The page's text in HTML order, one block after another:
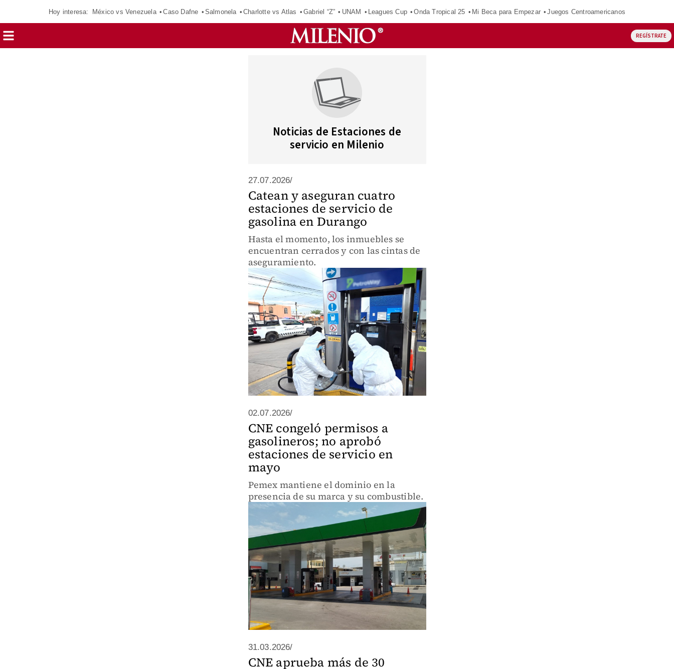
Hoy interesa: México vs Venezuela Caso Dafne Salmonela Charlotte vs Atlas Gabriel “Z” UNAM Leagues Cup Onda Tropical 25 Mi Beca para Empezar Juegos Centroamericanos
REGÍSTRATE
Noticias de Estaciones de
servicio en Milenio
27.07.2026/
Catean y aseguran cuatro
estaciones de servicio de
gasolina en Durango
Hasta el momento, los inmuebles se
encuentran cerrados y con las cintas de
aseguramiento.
02.07.2026/
CNE congeló permisos a
gasolineros; no aprobó
estaciones de servicio en
mayo
Pemex mantiene el dominio en la
presencia de su marca y su combustible.
31.03.2026/
CNE aprueba más de 30